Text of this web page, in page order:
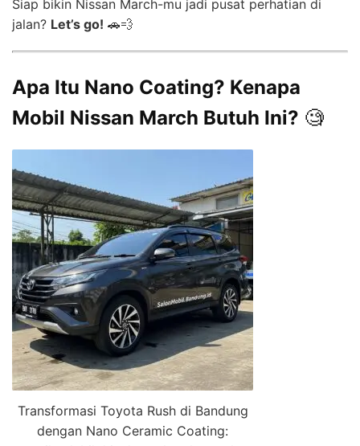
Siap bikin Nissan March-mu jadi pusat perhatian di
jalan? Let’s go! 🚗💨
Apa Itu Nano Coating? Kenapa
Mobil Nissan March Butuh Ini? 🧐
Transformasi Toyota Rush di Bandung
dengan Nano Ceramic Coating: